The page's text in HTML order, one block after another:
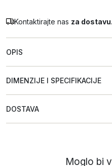
Kontaktirajte nas za dostavu.
OPIS
DIMENZIJE I SPECIFIKACIJE
DOSTAVA
Moglo bi